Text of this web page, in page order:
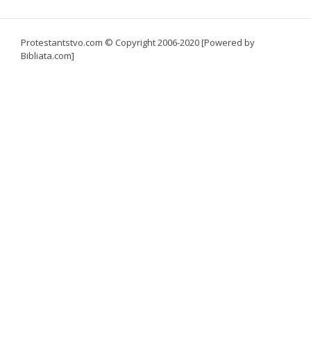
Protestantstvo.com © Copyright 2006-2020 [Powered by
Bibliata.com]